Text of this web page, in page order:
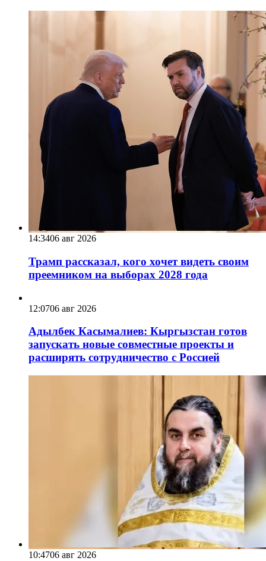
14:3406 авг 2026
Трамп рассказал, кого хочет видеть своим
преемником на выборах 2028 года
12:0706 авг 2026
Адылбек Касымалиев: Кыргызстан готов
запускать новые совместные проекты и
расширять сотрудничество с Россией
10:4706 авг 2026